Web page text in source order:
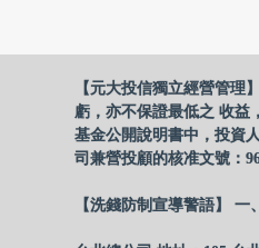
【元大投信獨立經營管
虧，亦不保證最低之 收益
基金公開說明書中，投資
司兼營投顧的核准文號：
【洗錢防制宣導警語】